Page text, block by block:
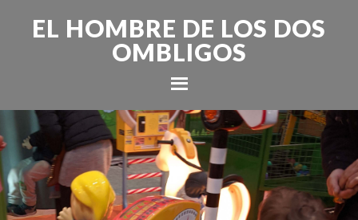
EL HOMBRE DE LOS DOS
OMBLIGOS